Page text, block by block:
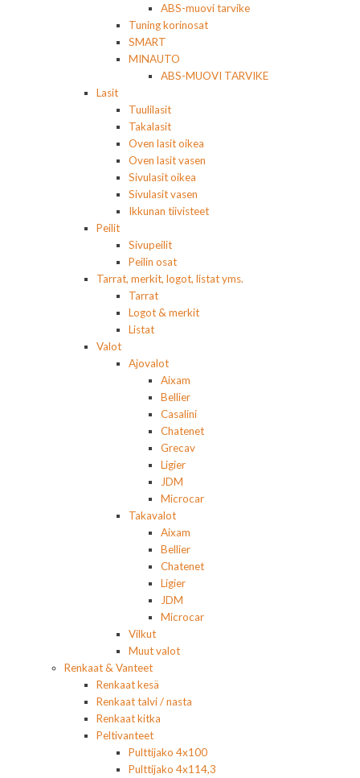
ABS-muovi tarvike
Tuning korinosat
SMART
MINAUTO
ABS-MUOVI TARVIKE
Lasit
Tuulilasit
Takalasit
Oven lasit oikea
Oven lasit vasen
Sivulasit oikea
Sivulasit vasen
Ikkunan tiivisteet
Peilit
Sivupeilit
Peilin osat
Tarrat, merkit, logot, listat yms.
Tarrat
Logot & merkit
Listat
Valot
Ajovalot
Aixam
Bellier
Casalini
Chatenet
Grecav
Ligier
JDM
Microcar
Takavalot
Aixam
Bellier
Chatenet
Ligier
JDM
Microcar
Vilkut
Muut valot
Renkaat & Vanteet
Renkaat kesä
Renkaat talvi / nasta
Renkaat kitka
Peltivanteet
Pulttijako 4x100
Pulttijako 4x114,3